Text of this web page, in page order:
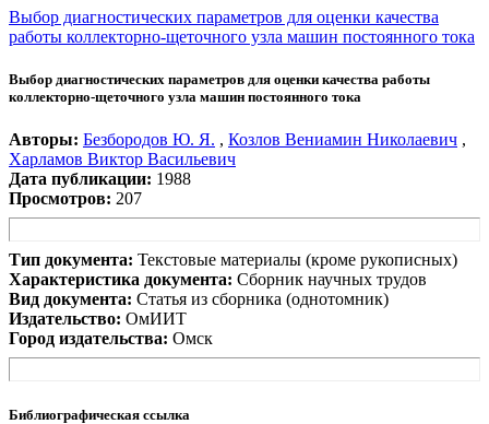
Выбор диагностических параметров для оценки качества
работы коллекторно-щеточного узла машин постоянного тока
Выбор диагностических параметров для оценки качества работы
коллекторно-щеточного узла машин постоянного тока
Авторы: Безбородов Ю. Я. , Козлов Вениамин Николаевич ,
Харламов Виктор Васильевич
Дата публикации: 1988
Просмотров: 207
Тип документа: Текстовые материалы (кроме рукописных)
Характеристика документа: Сборник научных трудов
Вид документа: Статья из сборника (однотомник)
Издательство: ОмИИТ
Город издательства: Омск
Библиографическая ссылка